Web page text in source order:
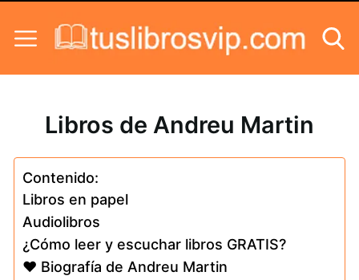
Libros de Andreu Martin
Contenido:
Libros en papel
Audiolibros
¿Cómo leer y escuchar libros GRATIS?
❤️ Biografía de Andreu Martin